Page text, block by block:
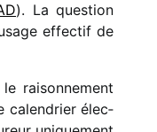
). La ques­tion
effec­tif de
raison­ne­ment
calen­drier élec­